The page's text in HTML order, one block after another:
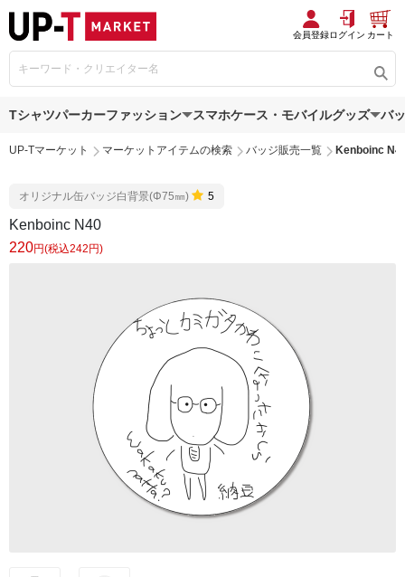
会員登録ログイン カート
Tシャツパーカーファッション スマホケース・モバイルグッズ バ
UP-Tマーケット マーケットアイテムの検索 バッジ販売一覧 Kenboinc
オリジナル缶バッジ白背景(Φ75㎜) 5
Kenboinc N40
220円(税込242円)